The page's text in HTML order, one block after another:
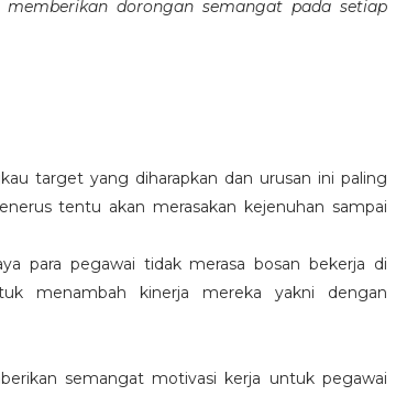
dorongan semangat pada setiap
target yang diharapkan dan urusan ini paling
tentu akan merasakan kejenuhan sampai
para pegawai tidak merasa bosan bekerja di
menambah kinerja mereka yakni dengan
semangat motivasi kerja untuk pegawai